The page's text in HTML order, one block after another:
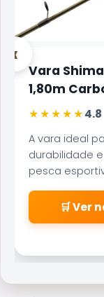
‹
Vara
1,80m
★★★★★4.8
A vara ideal
durabilidade
pesca
carbono
sensibilidade
fisgadas
🛒 Ver